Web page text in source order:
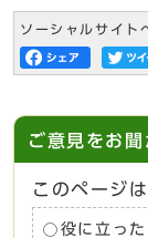
ソーシャルサイト
ご意見をお
このページ
役に立った